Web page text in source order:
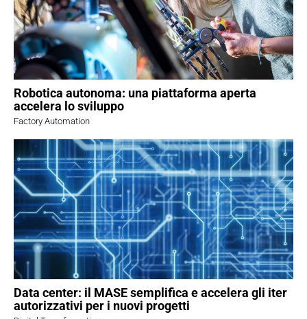
Robotica autonoma: una piattaforma aperta
accelera lo sviluppo
Factory Automation
Data center: il MASE semplifica e accelera gli iter
autorizzativi per i nuovi progetti